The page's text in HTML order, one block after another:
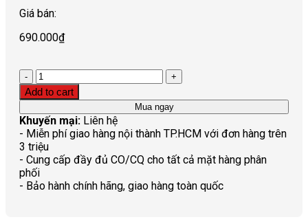
Giá bán:
690.000₫
Quantity
Add to cart
Mua ngay
Khuyến mại: Liên hệ
- Miễn phí giao hàng nội thành TP.HCM với đơn hàng trên
3 triệu
- Cung cấp đầy đủ CO/CQ cho tất cả mặt hàng phân
phối
- Bảo hành chính hãng, giao hàng toàn quốc